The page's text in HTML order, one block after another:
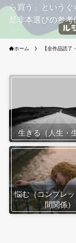
ら買う」というぐ
是非本選びの参
ホーム 【全作品読
生きる（人生・
悩む（コンプレ
間関係）